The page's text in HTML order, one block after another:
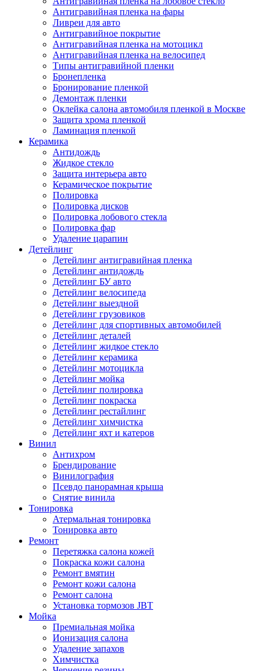
Антигравийная пленка на фары
Ливреи для авто
Антигравийное покрытие
Антигравийная пленка на мотоцикл
Антигравийная пленка на велосипед
Типы антигравийной пленки
Бронепленка
Бронирование пленкой
Демонтаж пленки
Оклейка салона автомобиля пленкой в Москве
Защита хрома пленкой
Ламинация пленкой
Керамика
Антидождь
Жидкое стекло
Защита интерьера авто
Керамическое покрытие
Полировка
Полировка дисков
Полировка лобового стекла
Полировка фар
Удаление царапин
Детейлинг
Детейлинг антигравийная пленка
Детейлинг антидождь
Детейлинг БУ авто
Детейлинг велосипеда
Детейлинг выездной
Детейлинг грузовиков
Детейлинг для спортивных автомобилей
Детейлинг деталей
Детейлинг жидкое стекло
Детейлинг керамика
Детейлинг мотоцикла
Детейлинг мойка
Детейлинг полировка
Детейлинг покраска
Детейлинг рестайлинг
Детейлинг химчистка
Детейлинг яхт и катеров
Винил
Антихром
Брендирование
Винилография
Псевдо панорамная крыша
Снятие винила
Тонировка
Атермальная тонировка
Тонировка авто
Ремонт
Перетяжка салона кожей
Покраска кожи салона
Ремонт вмятин
Ремонт кожи салона
Ремонт салона
Установка тормозов JBT
Мойка
Премиальная мойка
Ионизация салона
Удаление запахов
Химчистка